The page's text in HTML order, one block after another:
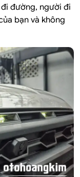
đường, người đi
bạn và không